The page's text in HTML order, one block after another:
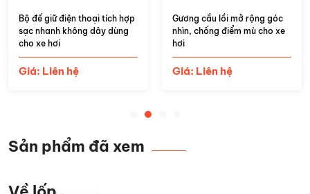
Bộ đế giữ điện thoại tích hợp
sạc nhanh không dây dùng
cho xe hơi
Giá: Liên hệ
Gương cầu lồi mở rộng góc
nhìn, chống điểm mù cho xe
hơi
Giá: Liên hệ
Sản phẩm đã xem